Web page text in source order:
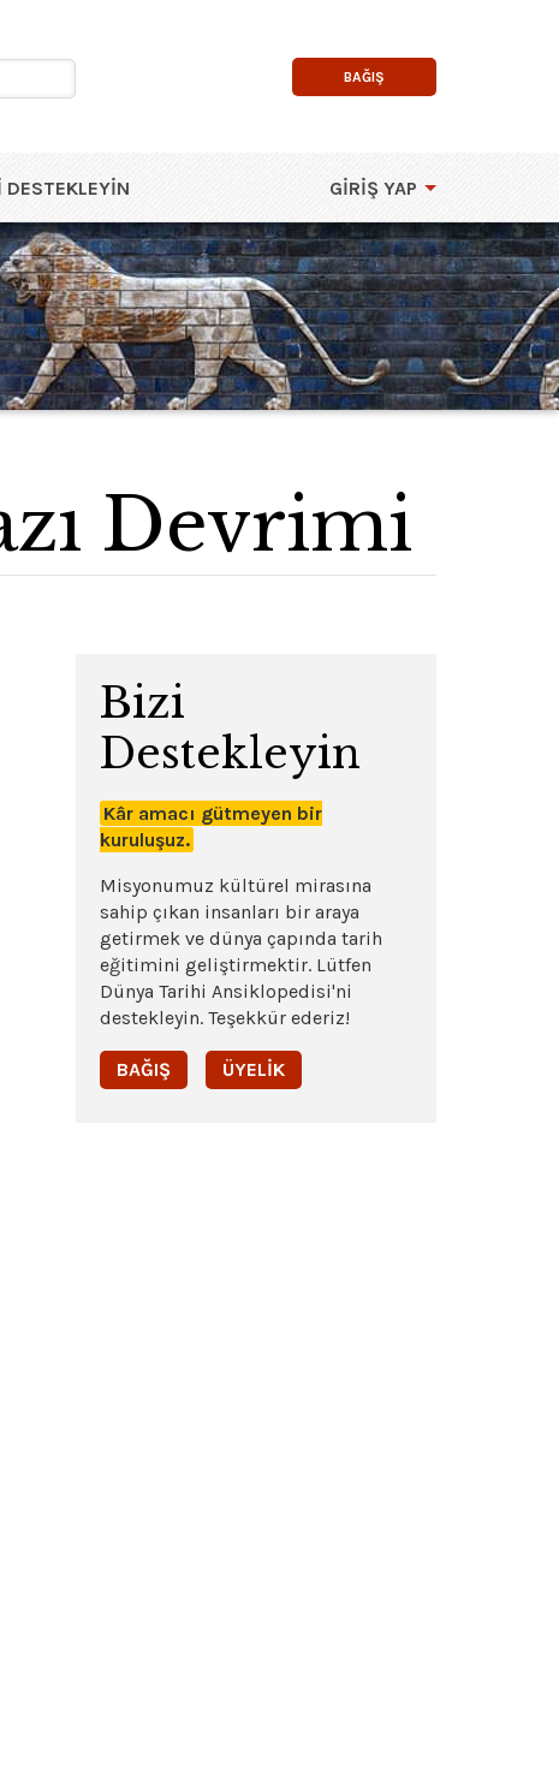
BAĞIŞ
DESTEKLEYIN GIRIŞ YAP
Devrimi
Bizi
Destekleyin
Kâr amacı gütmeyen bir
kuruluşuz.
Misyonumuz kültürel mirasına
sahip çıkan insanları bir araya
getirmek ve dünya çapında tarih
eğitimini geliştirmektir. Lütfen
Dünya Tarihi Ansiklopedisi'ni
destekleyin. Teşekkür ederiz!
BAĞIŞ ÜYELIK